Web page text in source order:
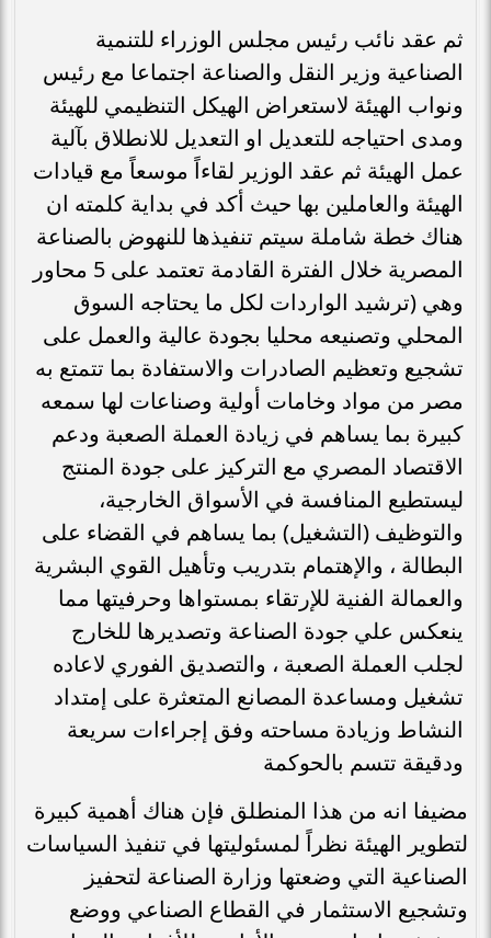
ثم عقد نائب رئيس مجلس الوزراء للتنمية
الصناعية وزير النقل والصناعة اجتماعا مع رئيس
ونواب الهيئة لاستعراض الهيكل التنظيمي للهيئة
ومدى احتياجه للتعديل او التعديل للانطلاق بآلية
عمل الهيئة ثم عقد الوزير لقاءاً موسعاً مع قيادات
الهيئة والعاملين بها حيث أكد في بداية كلمته ان
هناك خطة شاملة سيتم تنفيذها للنهوض بالصناعة
المصرية خلال الفترة القادمة تعتمد على 5 محاور
وهي (ترشيد الواردات لكل ما يحتاجه السوق
المحلي وتصنيعه محليا بجودة عالية والعمل على
تشجيع وتعظيم الصادرات والاستفادة بما تتمتع به
مصر من مواد وخامات أولية وصناعات لها سمعه
كبيرة بما يساهم في زيادة العملة الصعبة ودعم
الاقتصاد المصري مع التركيز على جودة المنتج
ليستطيع المنافسة في الأسواق الخارجية،
والتوظيف (التشغيل) بما يساهم في القضاء على
البطالة ، والإهتمام بتدريب وتأهيل القوي البشرية
والعمالة الفنية للإرتقاء بمستواها وحرفيتها مما
ينعكس علي جودة الصناعة وتصديرها للخارج
لجلب العملة الصعبة ، والتصديق الفوري لاعاده
تشغيل ومساعدة المصانع المتعثرة على إمتداد
النشاط وزيادة مساحته وفق إجراءات سريعة
ودقيقة تتسم بالحوكمة
مضيفا انه من هذا المنطلق فإن هناك أهمية كبيرة
لتطوير الهيئة نظراً لمسئوليتها في تنفيذ السياسات
الصناعية التي وضعتها وزارة الصناعة لتحفيز
وتشجيع الاستثمار في القطاع الصناعي ووضع